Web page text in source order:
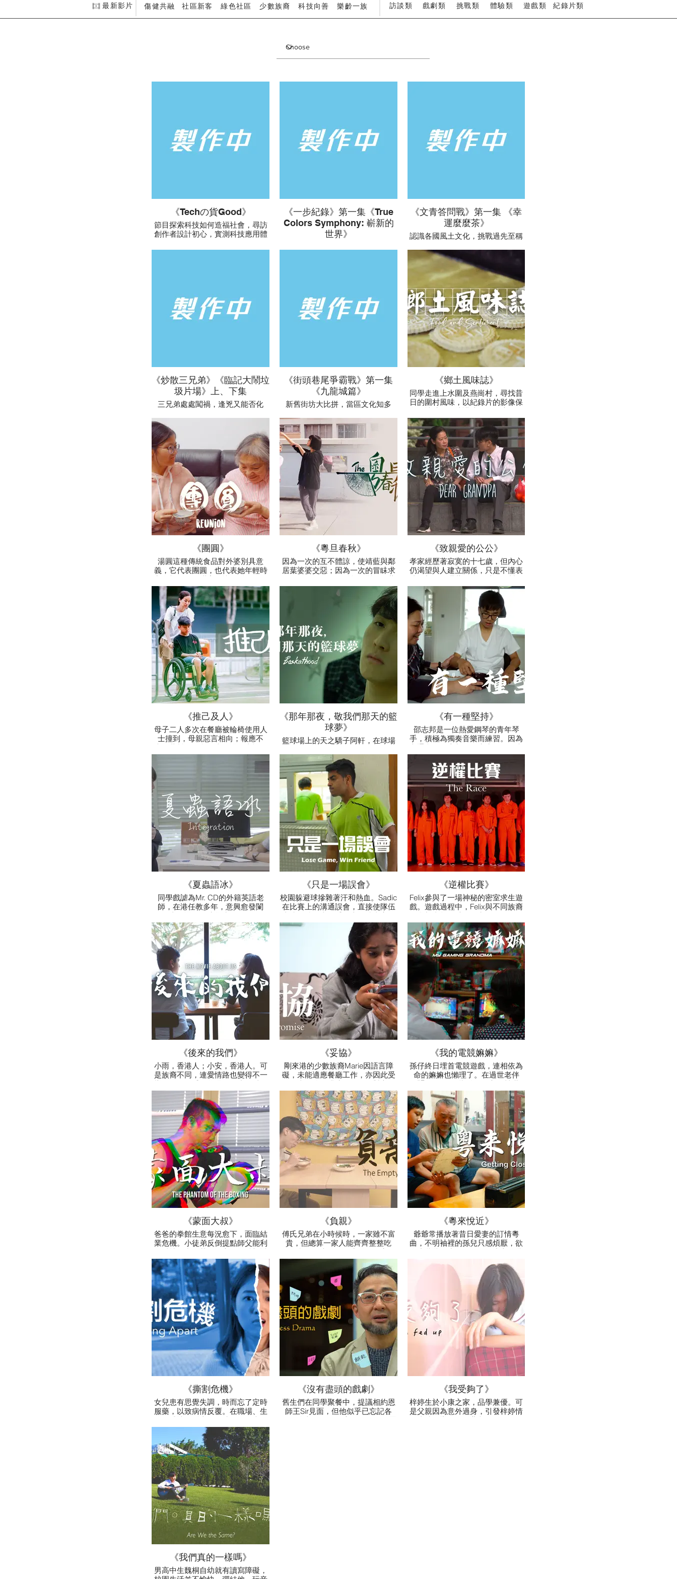
最新影片 傷健共融 社區新客 綠色社區 少數族裔 科技向善 樂齡一族 訪談類 戲劇類 挑戰類 體驗類 遊戲類 紀錄片類
《Techの貨Good》
節目探索科技如何造福社會，尋訪
創作者設計初心，實測科技應用體
《一步紀錄》第一集《True
Colors Symphony: 嶄新的
世界》
了他們每人的新世界。
《文青答問戰》第一集 《幸
運麼麼茶》
認識各國風土文化，挑戰過先至稱
族裔香港人Nayab、Naveed同一眾
文青練習生一起大玩答問遊戲。今
集主題關於「幸運」，想增強運勢
的你就不容錯過。
《炒散三兄弟》《臨記大鬧垃
圾片場》上、下集
三兄弟處處闖禍，逢兇又能否化
浪費、製造大量垃圾的片場，測試
劇組忍耐力底線、挑機導演渣fit
《街頭巷尾爭霸戰》第一集
《九龍城篇》
新舊街坊大比拼，當區文化知多
識社區每一角落：過去文化歷史、
未來發展改變及現在人情味故事。
《鄉土風味誌》
同學走進上水圍及燕崗村，尋找昔
日的圍村風味，以紀錄片的影像保
留人情味。短片講述外國回流的侯
更燊先生及土生土長的廖超華先生
為了保存圍村文化，致力於保育工
作；也向大眾展示舊日食品炒米
餅，如何對抗時代洪流。
《團圓》
湯圓這種傳統食品對外婆別具意
義，它代表團圓，也代表她年輕時
與父親團圓的甜蜜回憶。孫女知道
外婆因糖尿病而不能再吃甜食，特
別炮製了微糖湯圓，讓兩婆孫品真
正品嚐團圓的味道。
《粵旦春秋》
因為一次的互不體諒，使靖藍與鄰
居葉婆婆交惡；因為一次的冒眛求
教，使兩個人的關係起了變化。葉
婆婆的唱曲造詣，也因網絡瘋傳，
在社區內一夜爆紅，使她重新融入
社區。
《致親愛的公公》
孝家經歷著寂寞的十七歲，但內心
仍渴望與人建立關係，只是不懂表
達。想不到憑著外公最愛的秘製豆
腐火腩飯的味道，連繫了兩婆孫及
已逝者的感情。
《推己及人》
母子二人多次在餐廳被輪椅使用人
士撞到，母親惡言相向；報應不
爽，萬料不到兒子當日遇到車禍，
落得下肢癱瘓的結果。母親漸覺今
是而昨非，對身邊人也多了一份包
《那年那夜，敬我們那天的籃
球夢》
籃球場上的天之驕子阿軒，在球場
癱瘓，使他放棄了籃球和生命；可
是同伴沒有放棄他。他們最後也能
夠重回籃球場，再次體驗比賽和友
誼。
《有一種堅持》
邵志邦是一位熱愛鋼琴的青年琴
手，積極為獨奏音樂而練習。因為
交通意外，志邦下身癱瘓，朋友也
不欲多見。多得母親不辭勞苦地鼓
勵，進行物理治療。最後他踏上台
板，享受著同一樣的掌聲。
《夏蟲語冰》
同學戲謔為Mr. CD的外籍英語老
師，在港任教多年，意興愈發闌
珊；直至遇見聽障學生Aurora，見
著她的學習路上比一般同學來得崎
嶇，卻比任何健全的人努力。這個
女孩使他重新燃起教育的熱誠。
《只是一場誤會》
校園躲避球摻雜著汗和熱血。Sadic
在比賽上的溝通誤會，直接使隊伍
直接敗陣下來，受到隊友陸嘉齊及
隊友的怪罪。這是一場誤會，也是
友情的考驗。
《逆權比賽》
Felix參與了一場神秘的密室求生遊
戲。遊戲過程中，Felix與不同族裔
的參加者起了爭鬥衝突；而眾人在
追尋線索期間，也發現到遊戲背後
隱藏著陰謀和龐大的利益輸送。即
使重重難關，他們決心瓦解玩弄人
心的邪惡遊戲。
《後來的我們》
小雨，香港人；小安，香港人。可
是族裔不同，連愛情路也變得不一
樣。二人飽受同學嘰笑，小雨以為
小安受不了同輩壓力，選擇了退
學。時光匆匆過去，一次街上偶然
遇上，互相訴說那時候的故事。
《妥協》
剛來港的少數族裔Marie因語言障
礙，未能適應餐廳工作，亦因此受
到同事阿強的排擠。兩人在對立面
上發現共同目標，兩人關係也愈來
愈好，成為朋友。
《我的電競嫲嫲》
孫仔終日埋首電競遊戲，連相依為
命的嫲嫲也懶理了。在過世老伴
「顯靈」下，指點??進入電競世
界，不料竟成高手。電競遊戲又如
何使?孫關係重新建立？
《蒙面大叔》
爸爸的拳館生意每況愈下，面臨結
業危機。小徒弟反倒提點師父能利
用科技便利，替拳館宣傳，希望透
過網絡瘋傳效應，扭轉困局。
《負親》
傅氏兄弟在小時候時，一家雖不富
貴，但總算一家人能齊齊整整吃
飯；兒子長大，各有生活，一家人
難得一聚。直至老父不在，翻查遺
物，才發現爸爸的小小心願。
《粵來悅近》
爺爺常播放著昔日愛妻的訂情粵
曲，不明袖裡的孫兒只感煩厭，欲
停止爺爺的劣行，結果不小心將爺
爺的絕版錄音帶弄壞了，爺爺自此
悶悶不樂。深感悔疚的孫兒想盡千
方萬法來補救，最後能否事成？
《撕割危機》
女兒患有思覺失調，時而忘了定時
服藥，以致病情反覆。在職場、生
活、感情關係上均有挫折；可幸的
是爸爸仍不離不棄照顧女兒。
《沒有盡頭的戲劇》
舊生們在同學聚餐中，提議相約恩
師王Sir見面，但他似乎已忘記各
人。後來王Sir胞弟告知眾人王Sir罹
《我受夠了》
梓婷生於小康之家，品學兼優。可
是父親因為意外過身，引發梓婷情
緒崩潰，導致另一悲劇。如果朋友
《我們真的一樣嗎》
男高中生魏桐自幼就有讀寫障礙，